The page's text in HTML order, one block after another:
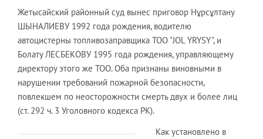
Жетысайский районный суд вынес приговор Нұрсұлтану
ШЫНАЛИЕВУ 1992 года рождения, водителю
автоцистерны топливозаправщика ТОО "JOL YRYSY", и
Болату ЛЕСБЕКОВУ 1995 года рождения, управляющему
директору этого же ТОО. Оба признаны виновными в
нарушении требований пожарной безопасности,
повлекшем по неосторожности смерть двух и более лиц
(ст. 292 ч. 3 Уголовного кодекса РК).
Как установлено в